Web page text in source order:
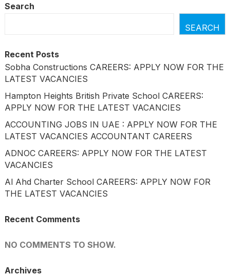
Search
SEARCH
Recent Posts
Sobha Constructions CAREERS: APPLY NOW FOR THE
LATEST VACANCIES
Hampton Heights British Private School CAREERS:
APPLY NOW FOR THE LATEST VACANCIES
ACCOUNTING JOBS IN UAE : APPLY NOW FOR THE
LATEST VACANCIES ACCOUNTANT CAREERS
ADNOC CAREERS: APPLY NOW FOR THE LATEST
VACANCIES
Al Ahd Charter School CAREERS: APPLY NOW FOR
THE LATEST VACANCIES
Recent Comments
NO COMMENTS TO SHOW.
Archives